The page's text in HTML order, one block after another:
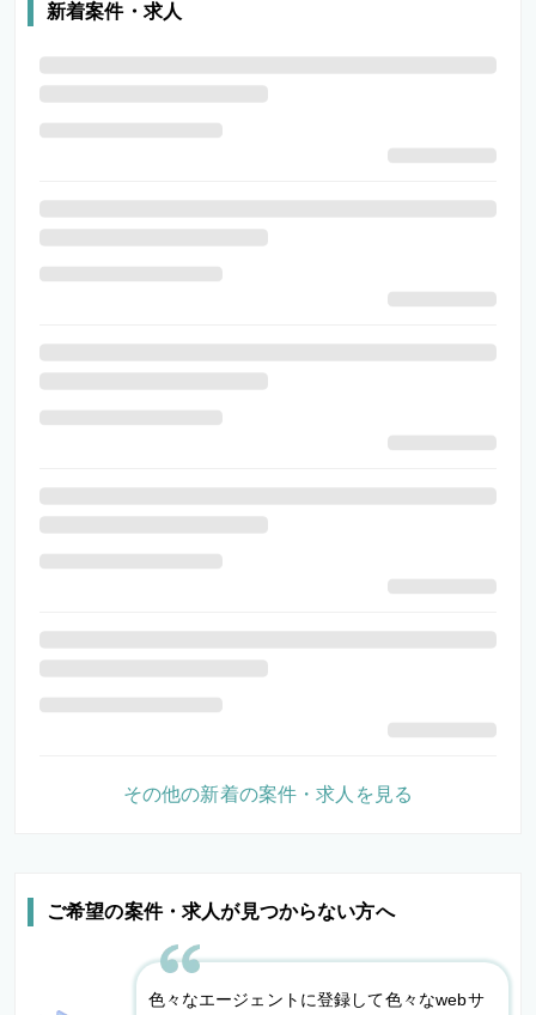
ご希望の案件・求人が見つからない方へ
色々なエージェントに登録して色々なwebサ
新着案件・求人
その他の新着の案件・求人を見る